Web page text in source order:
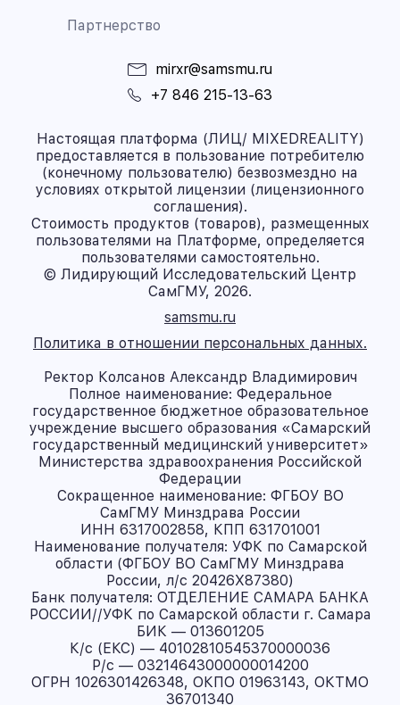
Партнерство
mirxr@samsmu.ru
+7 846 215-13-63
Настоящая платформа (ЛИЦ/ MIXEDREALITY)
предоставляется в пользование потребителю
(конечному пользователю) безвозмездно на
условиях открытой лицензии (лицензионного
соглашения).
Стоимость продуктов (товаров), размещенных
пользователями на Платформе, определяется
пользователями самостоятельно.
© Лидирующий Исследовательский Центр
СамГМУ, 2026.
samsmu.ru
Политика в отношении персональных данных.
Ректор Колсанов Александр Владимирович
Полное наименование: Федеральное
государственное бюджетное образовательное
учреждение высшего образования «Самарский
государственный медицинский университет»
Министерства здравоохранения Российской
Федерации
Сокращенное наименование: ФГБОУ ВО
СамГМУ Минздрава России
ИНН 6317002858, КПП 631701001
Наименование получателя: УФК по Самарской
области (ФГБОУ ВО СамГМУ Минздрава
России, л/с 20426X87380)
Банк получателя: ОТДЕЛЕНИЕ САМАРА БАНКА
РОССИИ//УФК по Самарской области г. Самара
БИК — 013601205
К/с (ЕКС) — 40102810545370000036
Р/с — 03214643000000014200
ОГРН 1026301426348, ОКПО 01963143, ОКТМО
36701340